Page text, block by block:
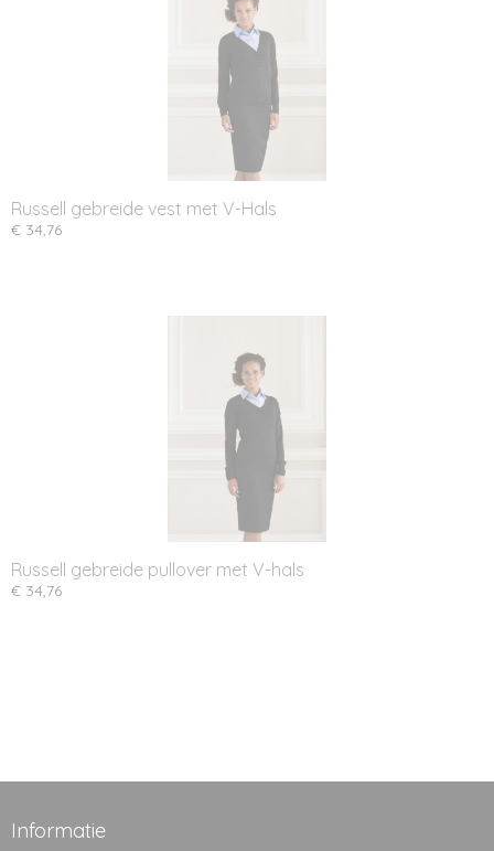
Russell gebreide vest met V-Hals
€ 34,76
Russell gebreide pullover met V-hals
€ 34,76
Informatie